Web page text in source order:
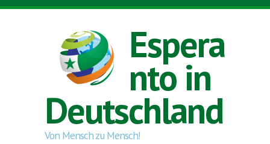
Direkt zum Inhalt
Espera
nto in
Deutschland
Von Mensch zu Mensch!